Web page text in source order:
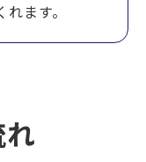
ます。